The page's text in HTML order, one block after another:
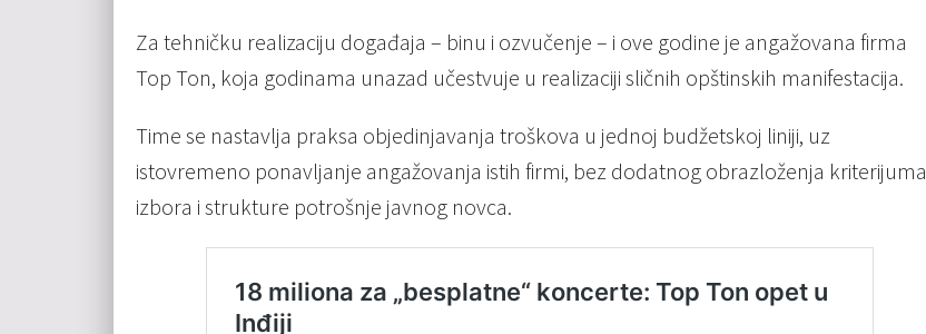
Za tehničku realizaciju događaja – binu i ozvučenje – i ove godine je angažovana firma
Top Ton, koja godinama unazad učestvuje u realizaciji sličnih opštinskih manifestacija.
Time se nastavlja praksa objedinjavanja troškova u jednoj budžetskoj liniji, uz
istovremeno ponavljanje angažovanja istih firmi, bez dodatnog obrazloženja kriterijuma
izbora i strukture potrošnje javnog novca.